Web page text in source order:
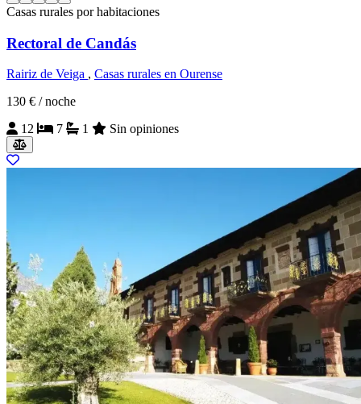
Casas rurales por habitaciones
Rectoral de Candás
Rairiz de Veiga , Casas rurales en Ourense
130 € / noche
12
7 1 Sin opiniones